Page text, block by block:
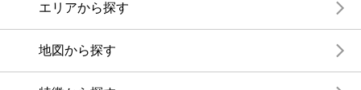
エリアから探す
地図から探す